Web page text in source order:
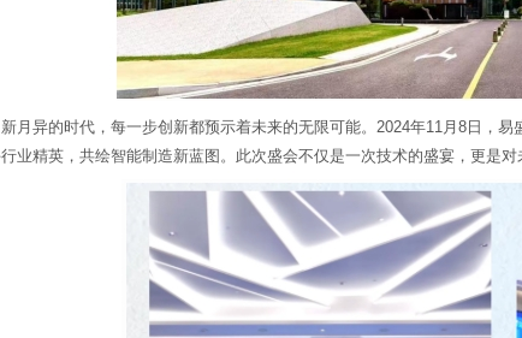
月异的时代，每一步创新都预示着未来的无限可能。2024年11月8日，
业精英，共绘智能制造新蓝图。此次盛会不仅是一次技术的盛宴，更是对